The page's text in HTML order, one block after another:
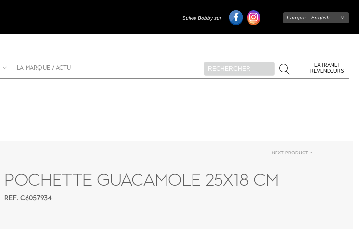
Suivre Bobby sur Langue : English
EXTRANET
REVENDEURS
LA MARQUE / ACTU
Next product
POCHETTE GUACAMOLE 25X18 CM
REF. C6057934